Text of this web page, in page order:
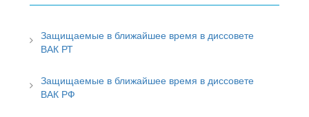
Защищаемые в ближайшее время в диссовете
ВАК РТ
Защищаемые в ближайшее время в диссовете
ВАК РФ